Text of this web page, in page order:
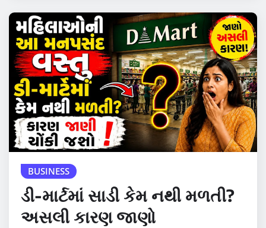
BUSINESS
ડી-માર્ટમાં સાડી કેમ નથી મળતી?
અસલી કારણ જાણો